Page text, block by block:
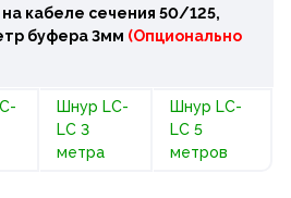
на кабеле сечения 50/125,
буфера 3мм (Опционально
Шнур LC-
LC 3
метра
Шнур LC-
LC 5
метров